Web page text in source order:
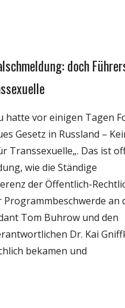
doch
hatte vor einigen Tagen
Gesetz in Russland –
Transsexuelle„. Das ist
wie die Ständige
der Öffentlich-
an
Tom Buhrow und den
Dr. Kai
bekamen und